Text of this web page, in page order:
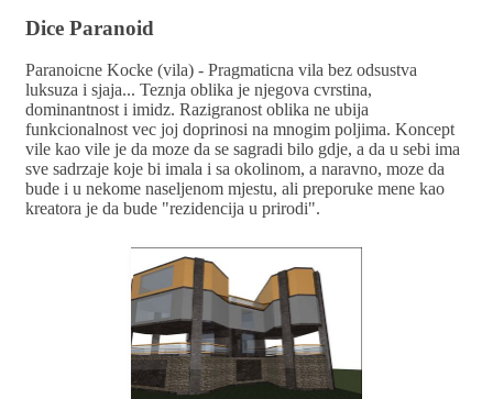
Dice Paranoid
Paranoicne Kocke (vila) - Pragmaticna vila bez odsustva
luksuza i sjaja... Teznja oblika je njegova cvrstina,
dominantnost i imidz. Razigranost oblika ne ubija
funkcionalnost vec joj doprinosi na mnogim poljima. Koncept
vile kao vile je da moze da se sagradi bilo gdje, a da u sebi ima
sve sadrzaje koje bi imala i sa okolinom, a naravno, moze da
bude i u nekome naseljenom mjestu, ali preporuke mene kao
kreatora je da bude "rezidencija u prirodi".